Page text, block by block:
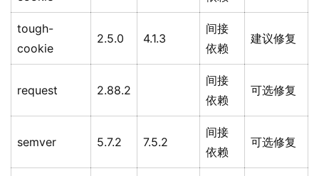
tough-
cookie
2.5.0 4.1.3
间接
依赖
建议修复
request 2.88.2
间接
依赖
可选修复
semver 5.7.2 7.5.2
间接
依赖
可选修复